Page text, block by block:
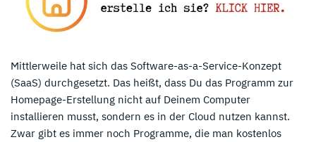
Mittlerweile hat sich das Software-as-a-Service-Konzept
(SaaS) durchgesetzt. Das heißt, dass Du das Programm zur
Homepage-Erstellung nicht auf Deinem Computer
installieren musst, sondern es in der Cloud nutzen kannst.
Zwar gibt es immer noch Programme, die man kostenlos